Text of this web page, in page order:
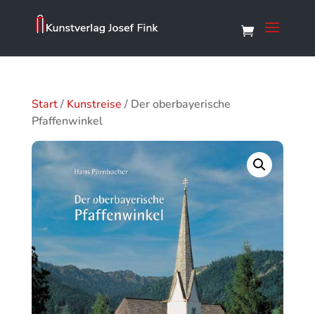
Start/ Kunstreise / Der oberbayerische
Pfaffenwinkel